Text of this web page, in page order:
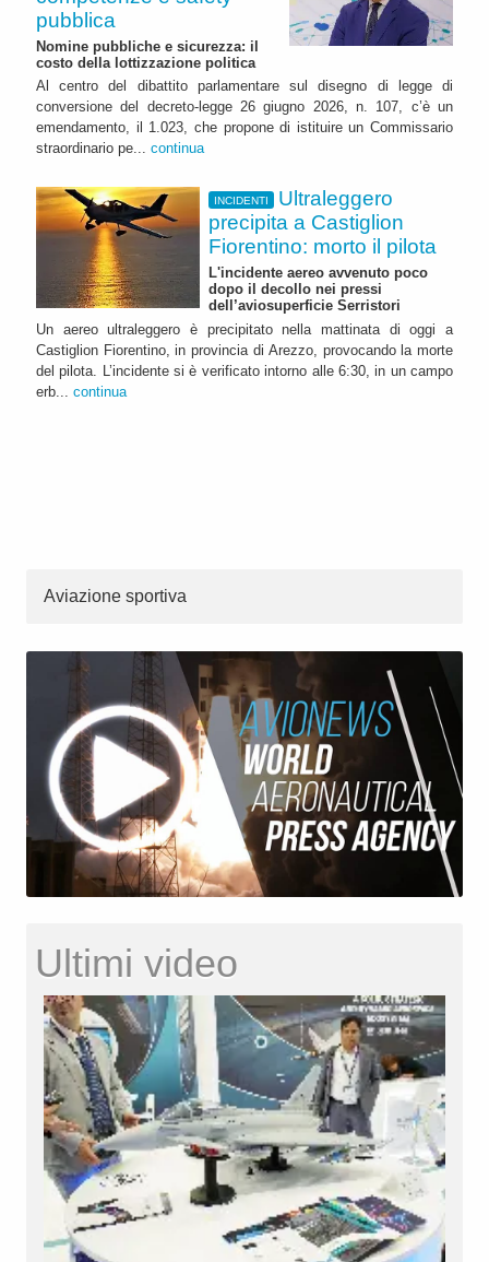
pubblica
Nomine pubbliche e sicurezza: il
costo della lottizzazione politica
Al centro del dibattito parlamentare sul disegno di legge di
conversione del decreto-legge 26 giugno 2026, n. 107, c’è un
emendamento, il 1.023, che propone di istituire un Commissario
straordinario pe... continua
INCIDENTI
Ultraleggero
precipita a Castiglion
Fiorentino: morto il pilota
L'incidente aereo avvenuto poco
dopo il decollo nei pressi
dell’aviosuperficie Serristori
Un aereo ultraleggero è precipitato nella mattinata di oggi a
Castiglion Fiorentino, in provincia di Arezzo, provocando la morte
del pilota. L’incidente si è verificato intorno alle 6:30, in un campo
erb... continua
Aviazione sportiva
Ultimi video